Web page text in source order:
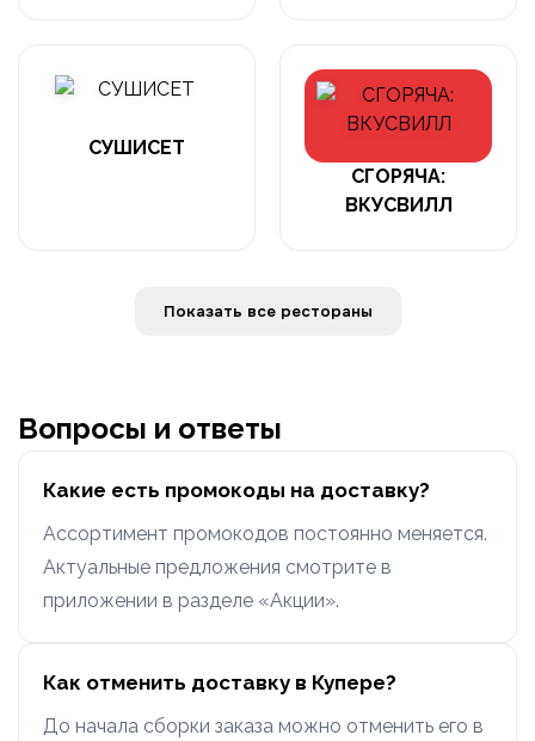
СУШИСЕТ
СГОРЯЧА:
ВКУСВИЛЛ
Показать все рестораны
Вопросы и ответы
Какие есть промокоды на доставку?
Ассортимент промокодов постоянно меняется.
Актуальные предложения смотрите в
приложении в разделе «Акции».
Как отменить доставку в Купере?
До начала сборки заказа можно отменить его в